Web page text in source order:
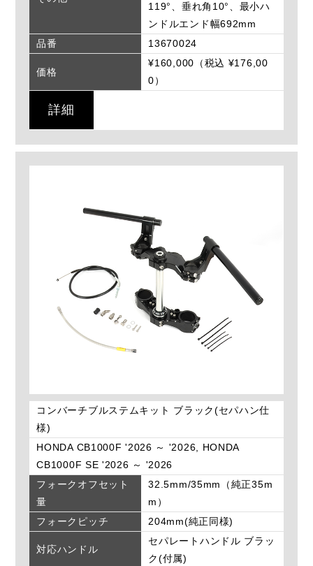
119°、垂れ角10°、最小ハ
ンドルエンド幅692mm
品番
13670024
価格
¥160,000（税込 ¥176,00
0）
詳細
コンバーチブルステムキット ブラック(セパハン仕
様)
HONDA CB1000F '2026 ～ '2026, HONDA
CB1000F SE '2026 ～ '2026
フォークオフセット
量
32.5mm/35mm（純正35m
m）
フォークピッチ
204mm(純正同様)
対応ハンドル
セパレートハンドル ブラッ
ク(付属)